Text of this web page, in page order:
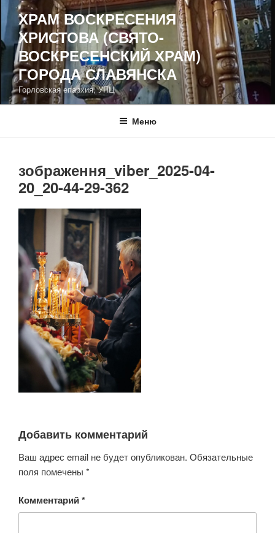
Перейти
содержимому
ХРАМ ВОСКРЕСЕНИЯ
ХРИСТОВА (СВЯТО-
ВОСКРЕСЕНСКИЙ ХРАМ)
ГОРОДА СЛАВЯНСКА
Горловская епархия, УПЦ
Меню
зображення_viber_2025-04-
20_20-44-29-362
Добавить комментарий
Ваш адрес email не будет опубликован. Обязательные
поля помечены *
Комментарий*